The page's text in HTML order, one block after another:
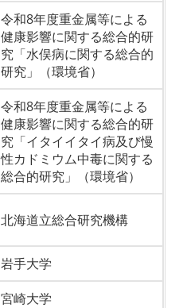
令和8年度重金属等による
健康影響に関する総合的研
究「水俣病に関する総合的
研究」（環境省）
令和8年度重金属等による
健康影響に関する総合的研
究「イタイイタイ病及び慢
性カドミウム中毒に関する
総合的研究」（環境省）
北海道立総合研究機構
岩手大学
宮崎大学